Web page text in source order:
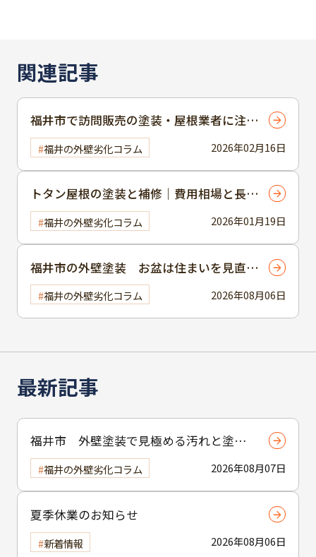
最新記事
福井市 外壁塗装で見極める汚れと塗装
の目安
2026年08月07日
福井の外壁劣化コラム
夏季休業のお知らせ
2026年08月06日
新着情報
関連記事
2026年02月16日
福井市で訪問販売の塗装・屋根業者に注意
するための基礎知識
福井の外壁劣化コラム
2026年01月19日
トタン屋根の塗装と補修｜費用相場と長持
ちのポイント【福井市】
福井の外壁劣化コラム
2026年08月06日
福井市の外壁塗装 お盆は住まいを見直す
絶好の機会
福井の外壁劣化コラム